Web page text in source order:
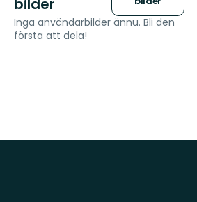
bilder
Inga användarbilder ännu. Bli den
första att dela!